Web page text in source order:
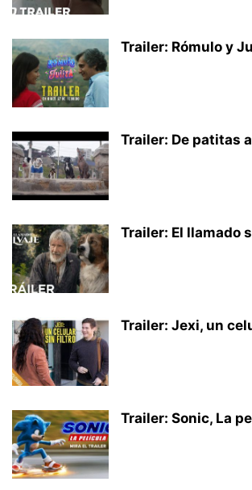
Trailer: Rómulo y
Trailer: De patitas
Trailer: El llamado
Trailer: Jexi, un
Trailer: Sonic, La